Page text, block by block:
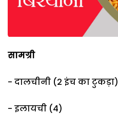
सामग्री
- दालचीनी (2 इंच का टुकड़ा)
- इलायची (4)